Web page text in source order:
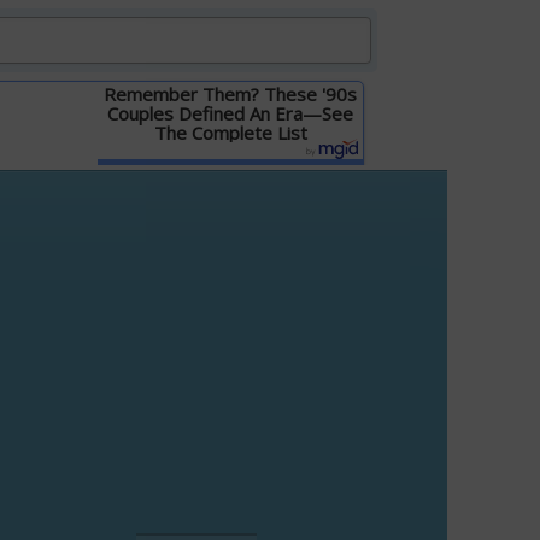
Remember Them? These '90s
Couples Defined An Era—See
The Complete List
Детальніше